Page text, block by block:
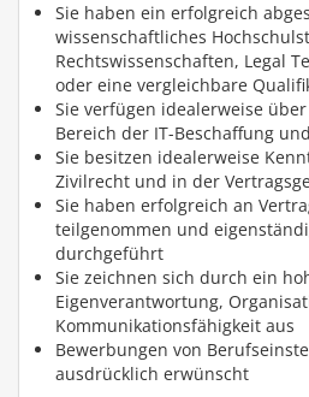
Sie haben ein erfolgreich
wissenschaftliches
Rechtswissenschaften, Legal
oder eine vergleichbare
Sie verfügen idealerweise
Bereich der IT-Beschaffung
Sie besitzen idealerweise
Zivilrecht und in der
Sie haben erfolgreich an
teilgenommen und
durchgeführt
Sie zeichnen sich durch ein
Eigenverantwortung,
Kommunikationsfähigkeit aus
Bewerbungen von
ausdrücklich erwünscht